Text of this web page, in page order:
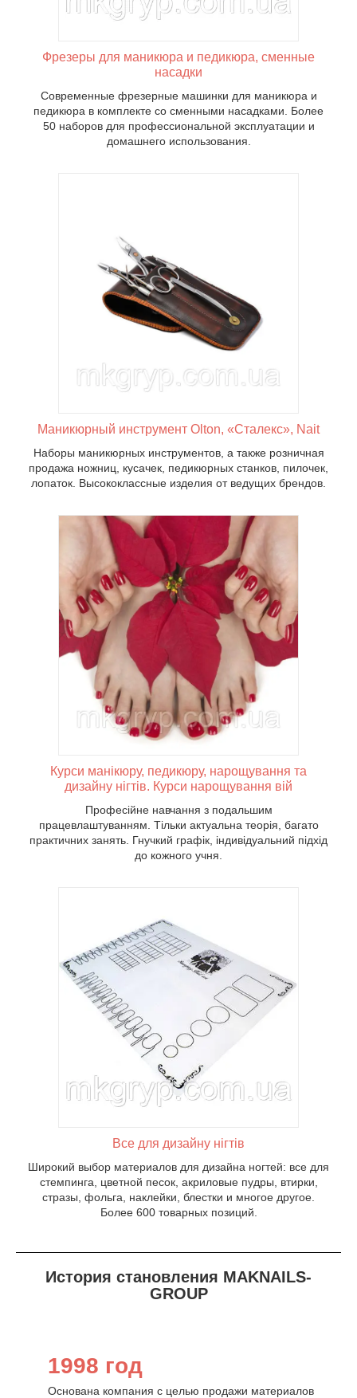
Фрезеры для маникюра и педикюра, сменные
насадки
Современные фрезерные машинки для маникюра и
педикюра в комплекте со сменными насадками. Более
50 наборов для профессиональной эксплуатации и
домашнего использования.
Маникюрный инструмент Olton, «Сталекс», Nait
Наборы маникюрных инструментов, а также розничная
продажа ножниц, кусачек, педикюрных станков, пилочек,
лопаток. Высококлассные изделия от ведущих брендов.
Курси манікюру, педикюру, нарощування та
дизайну нігтів. Курси нарощування вій
Професійне навчання з подальшим
працевлаштуванням. Тільки актуальна теорія, багато
практичних занять. Гнучкий графік, індивідуальний підхід
до кожного учня.
Все для дизайну нігтів
Широкий выбор материалов для дизайна ногтей: все для
стемпинга, цветной песок, акриловые пудры, втирки,
стразы, фольга, наклейки, блестки и многое другое.
Более 600 товарных позиций.
История становления MAKNAILS-
GROUP
1998 год
Основана компания с целью продажи материалов